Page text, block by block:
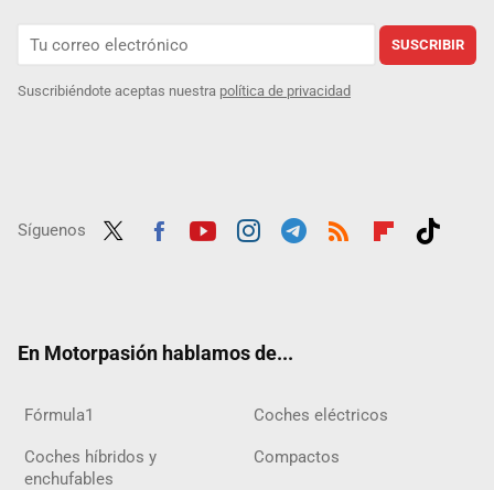
SUSCRIBIR
Suscribiéndote aceptas nuestra política de privacidad
Síguenos
En Motorpasión hablamos de...
Fórmula1 Coches eléctricos
Coches híbridos y
enchufables
Compactos